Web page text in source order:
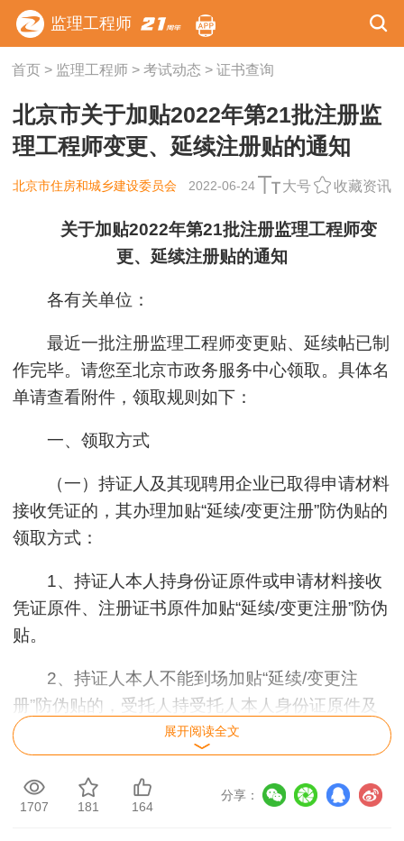
监理工程师
首页> 监理工程师> 考试动态 > 证书查询
北京市关于加贴2022年第21批注册监
理工程师变更、延续注册贴的通知
北京市住房和城乡建设委员会 2022-06-24 大号 收藏资讯
关于加贴2022年第21批注册监理工程师变
更、延续注册贴的通知
各有关单位：
最近一批注册监理工程师变更贴、延续帖已制
作完毕。请您至北京市政务服务中心领取。具体名
单请查看附件，领取规则如下：
一、领取方式
（一）持证人及其现聘用企业已取得申请材料
接收凭证的，其办理加贴“延续/变更注册”防伪贴的
领取方式：
1、持证人本人持身份证原件或申请材料接收
凭证原件、注册证书原件加贴“延续/变更注册”防伪
贴。
2、持证人本人不能到场加贴“延续/变更注
册”防伪贴的，受托人持受托人本人身份证原件及
复印件、申请材料接收凭证原件及注册证书原件加
贴“延续/变更注册”防伪贴。
（二）持证人及其现聘用企业未取得申请材料
展开阅读全文
1707 181 164
分享：